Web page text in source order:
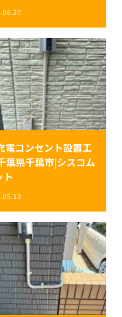
電コンセント設置工
葉県千葉市|シスコム
ト